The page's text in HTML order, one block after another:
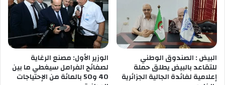
ل
أ
د
ب
ا
ل
ج
ع
ج
ر
ي
م
ة
ق
البيض : الصندوق الوطني
للتقاعد بالبيض يطلق حملة
إعلامية لفائدة الجالية الجزائرية
الوزير الأول: مصنع الرغاية
لصفائح الفرامل سيغطي ما بين
40 و50 بالمائة من الإحتياجات